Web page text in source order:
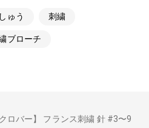
ゅう 刺繍
ブローチ
ロバー】 フランス刺繍 針 #3〜9